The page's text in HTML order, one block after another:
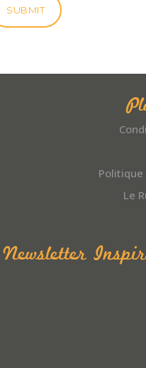
Le
Newsletter